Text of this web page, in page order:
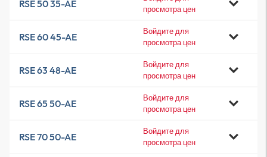
RSE 50 35-AE
просмотра цен
RSE 60 45-AE
Войдите для
просмотра цен
RSE 63 48-AE
Войдите для
просмотра цен
RSE 65 50-AE
Войдите для
просмотра цен
RSE 70 50-AE
Войдите для
просмотра цен